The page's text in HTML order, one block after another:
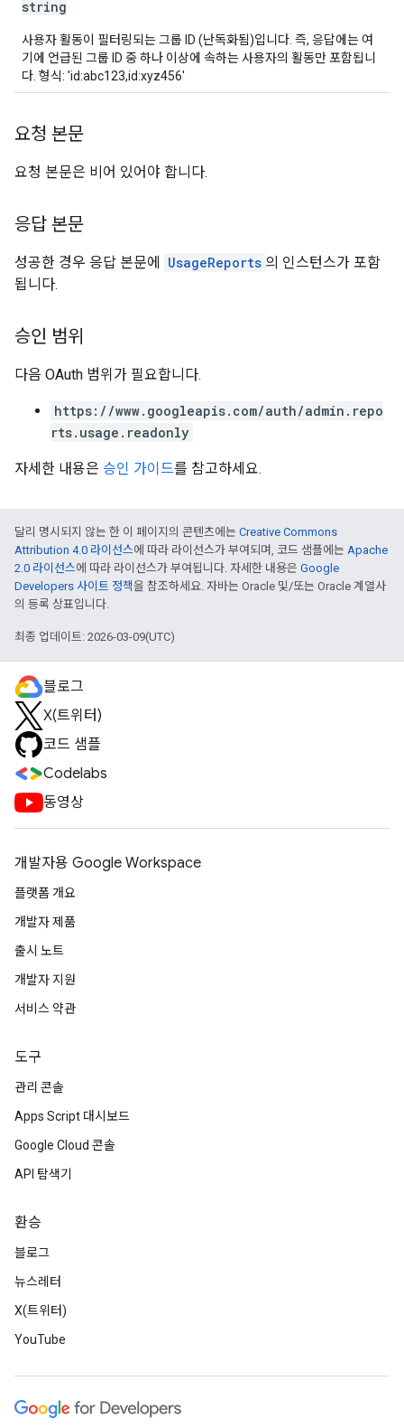
string
사용자 활동이 필터링되는 그룹 ID (난독화됨)입니다. 즉, 응답에는 여
기에 언급된 그룹 ID 중 하나 이상에 속하는 사용자의 활동만 포함됩니
다. 형식: 'id:abc123,id:xyz456'
요청 본문
요청 본문은 비어 있어야 합니다.
응답 본문
성공한 경우 응답 본문에 UsageReports 의 인스턴스가 포함
됩니다.
승인 범위
다음 OAuth 범위가 필요합니다.
https://www.googleapis.com/auth/admin.repo
rts.usage.readonly
자세한 내용은 승인 가이드를 참고하세요.
달리 명시되지 않는 한 이 페이지의 콘텐츠에는 Creative Commons
Attribution 4.0 라이선스에 따라 라이선스가 부여되며, 코드 샘플에는 Apache
2.0 라이선스에 따라 라이선스가 부여됩니다. 자세한 내용은 Google
Developers 사이트 정책을 참조하세요. 자바는 Oracle 및/또는 Oracle 계열사
의 등록 상표입니다.
최종 업데이트: 2026-03-09(UTC)
블로그
X(트위터)
코드 샘플
Codelabs
동영상
개발자용 Google Workspace
플랫폼 개요
개발자 제품
출시 노트
개발자 지원
서비스 약관
도구
관리 콘솔
Apps Script 대시보드
Google Cloud 콘솔
API 탐색기
환승
블로그
뉴스레터
X(트위터)
YouTube